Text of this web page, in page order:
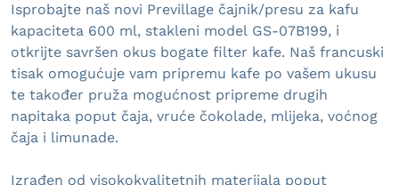
Isprobajte naš novi Previllage čajnik/presu za kafu
kapaciteta 600 ml, stakleni model GS-07B199, i
otkrijte savršen okus bogate filter kafe. Naš francuski
tisak omogućuje vam pripremu kafe po vašem ukusu
te također pruža mogućnost pripreme drugih
napitaka poput čaja, vruće čokolade, mlijeka, voćnog
čaja i limunade.
Izrađen od visokokvalitetnih materijala poput